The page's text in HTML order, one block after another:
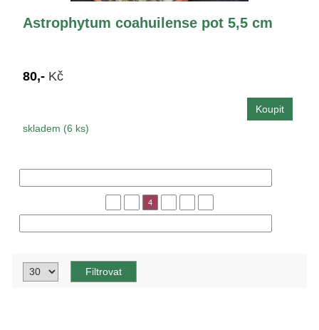
Astrophytum coahuilense pot 5,5 cm
80,- Kč
skladem (6 ks)
4